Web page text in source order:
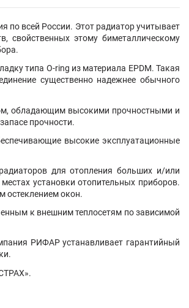
по всей России. Этот радиатор учитывает
свойственных этому биметаллическому
типа O-ring из материала EPDM. Такая
существенно надежнее обычного
обладающим высокими прочностными и
прочности.
высокие эксплуатационные
для отопления больших и/или
установки отопительных приборов.
остеклением окон.
к внешним теплосетям по зависимой
РИФАР устанавливает гарантийный